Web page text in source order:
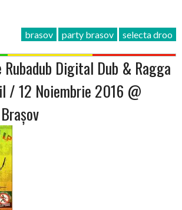
brasov party brasov selecta droo
Rubadub Digital Dub & Ragga
/ 12 Noiembrie 2016 @